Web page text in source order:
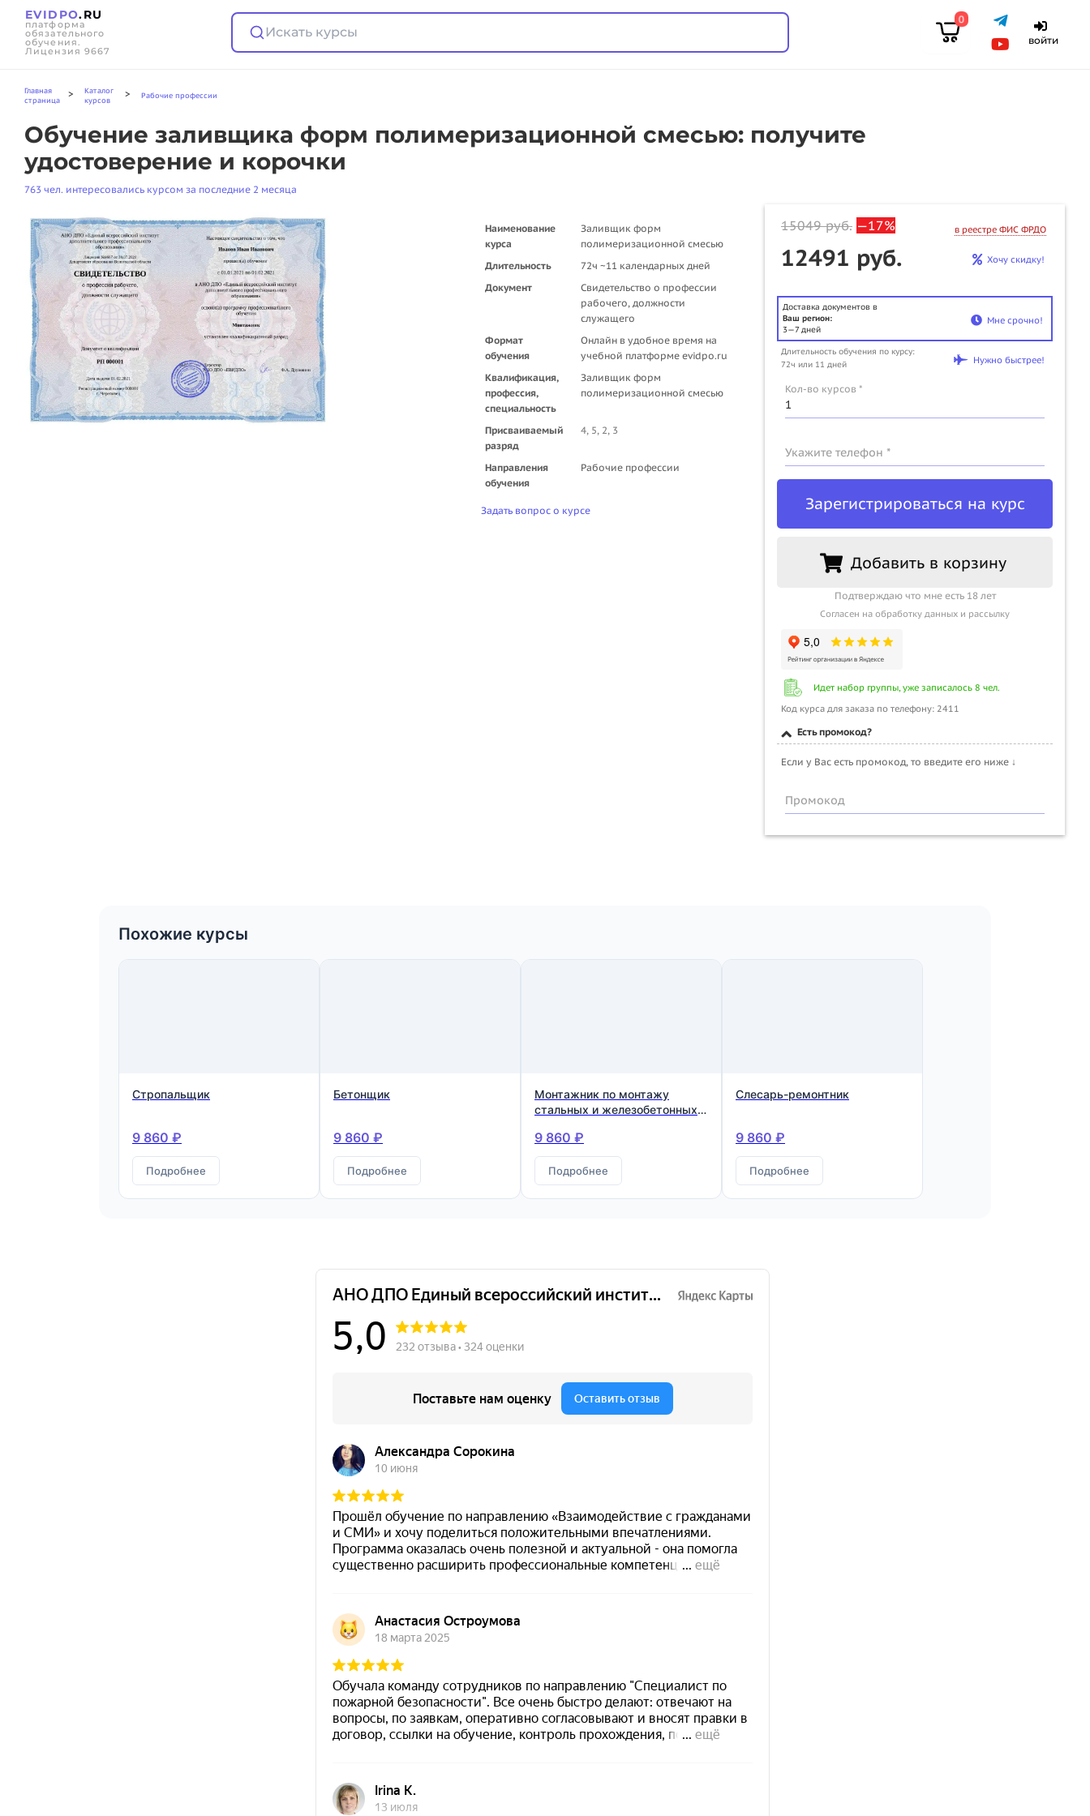
EVIDPO.RU
платформа
обязательного
обучения.
Лицензия 9667
Искать курсы
0
войти
Главная
страница
>
Каталог
курсов
> Рабочие профессии
Обучение заливщика форм полимеризационной смесью: получите
удостоверение и корочки
763 чел. интересовались курсом за последние 2 месяца
Наименование
курса
Заливщик форм
полимеризационной смесью
Длительность
72ч ~11 календарных дней
Документ
Свидетельство о профессии
рабочего, должности
служащего
Формат
обучения
Онлайн в удобное время на
учебной платформе evidpo.ru
Квалификация,
профессия,
специальность
Заливщик форм
полимеризационной смесью
Присваиваемый
разряд
4, 5, 2, 3
Направления
обучения
Рабочие профессии
Задать вопрос о курсе
15049руб. —17% в реестре ФИС ФРДО
12491 руб. Хочу скидку!
Доставка документов в
Ваш регион:
3—7 дней
Мне срочно!
Длительность обучения по курсу:
72ч или 11 дней
Нужно быстрее!
Кол-во курсов *
Укажите телефон *
Зарегистрироваться на курс
Добавить в корзину
Подтверждаю что мне есть 18 лет
Согласен на обработку данных и рассылку
Идет набор группы, уже записалось 8 чел.
Код курса для заказа по телефону: 2411
Есть промокод?
Если у Вас есть промокод, то введите его ниже ↓
Промокод
Похожие курсы
Стропальщик
9 860 ₽
Подробнее
Бетонщик
9 860 ₽
Подробнее
Монтажник по монтажу
стальных и железобетонных
9 860 ₽
Подробнее
Слесарь-ремонтник
9 860 ₽
Подробнее